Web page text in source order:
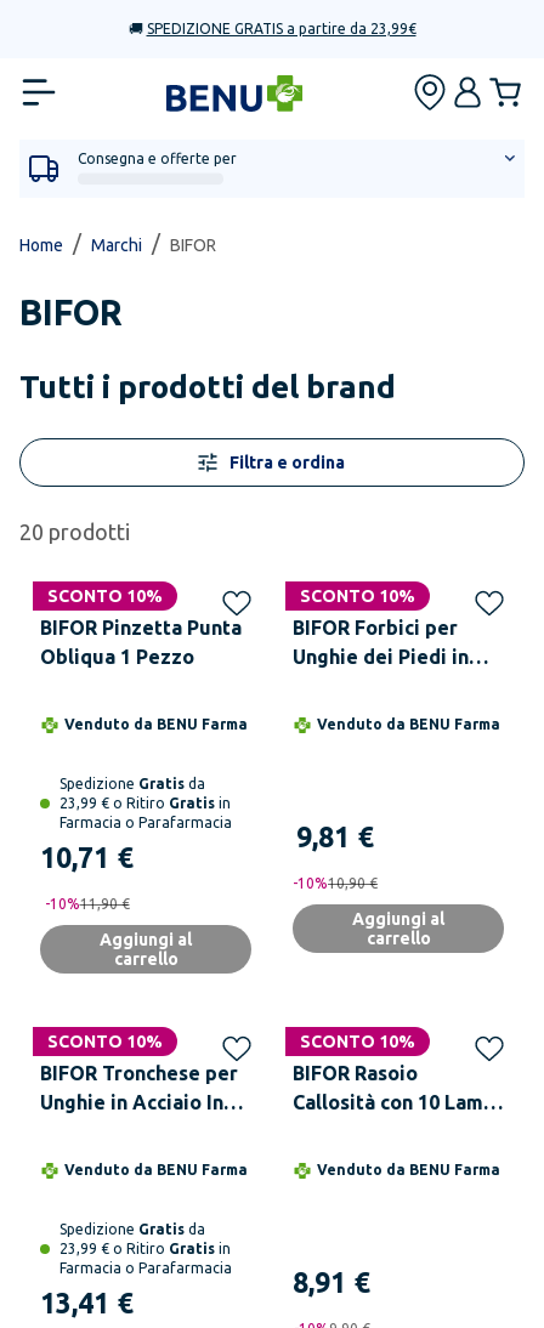
🚚 SPEDIZIONE GRATIS a partire da 23,99€
Consegna e offerte per
Home / Marchi / BIFOR
BIFOR
Tutti i prodotti del brand
Filtra e ordina
20 prodotti
SCONTO 10%
BIFOR Pinzetta Punta
Obliqua 1 Pezzo
Venduto da BENU Farma
Spedizione Gratis da
23,99 € o Ritiro Gratis in
Farmacia o Parafarmacia
10,71 €
-10%11,90 €
Aggiungi al
carrello
SCONTO 10%
BIFOR Forbici per
Unghie dei Piedi in
con Lame Curve per
Venduto da BENU Farma
9,81 €
-10%10,90 €
Aggiungi al
carrello
SCONTO 10%
BIFOR Tronchese per
Unghie in Acciaio Inox
Ergonomica per
Sicuro delle Unghie
Venduto da BENU Farma
Spedizione Gratis da
23,99 € o Ritiro Gratis in
Farmacia o Parafarmacia
13,41 €
SCONTO 10%
BIFOR Rasoio
Callosità con 10 Lame
Venduto da BENU Farma
8,91 €